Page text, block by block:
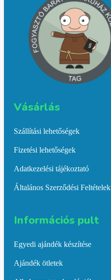
Vásárlás​
Szállítási lehetőségek
Fizetési lehetőségek
Adatkezelési tájékoztató
Általános Szerződési Feltételek
Információs pult​
Egyedi ajándék készítése
Ajándék ötletek